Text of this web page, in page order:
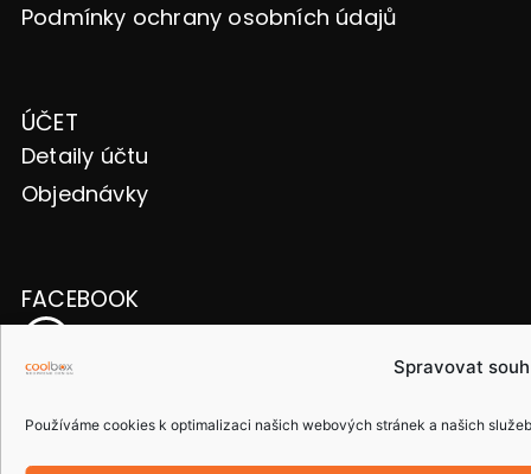
Spravovat
Používáme cookies k optimalizaci našich webových stránek a našich
Podmínky ochrany osobních údajů
ÚČET
Detaily účtu
Objednávky
FACEBOOK
ČESKÁ REPUBLIKA